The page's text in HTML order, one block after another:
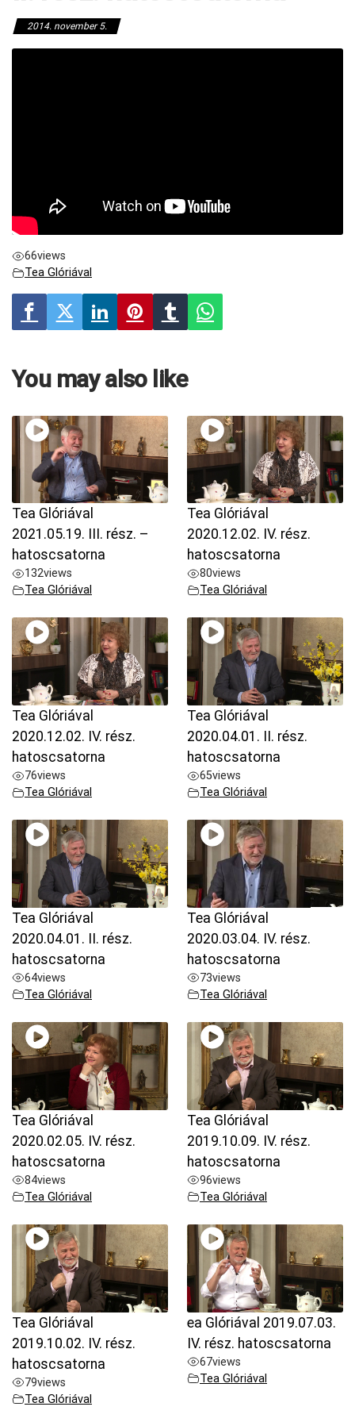
2014. november 5.
66views
Tea Glóriával
You may also like
Tea Glóriával
2021.05.19. III. rész. –
hatoscsatorna
132views
Tea Glóriával
Tea Glóriával
2020.12.02. IV. rész.
hatoscsatorna
80views
Tea Glóriával
Tea Glóriával
2020.12.02. IV. rész.
hatoscsatorna
76views
Tea Glóriával
Tea Glóriával
2020.04.01. II. rész.
hatoscsatorna
65views
Tea Glóriával
Tea Glóriával
2020.04.01. II. rész.
hatoscsatorna
64views
Tea Glóriával
Tea Glóriával
2020.03.04. IV. rész.
hatoscsatorna
73views
Tea Glóriával
Tea Glóriával
2020.02.05. IV. rész.
hatoscsatorna
84views
Tea Glóriával
Tea Glóriával
2019.10.09. IV. rész.
hatoscsatorna
96views
Tea Glóriával
Tea Glóriával
2019.10.02. IV. rész.
hatoscsatorna
79views
Tea Glóriával
ea Glóriával 2019.07.03.
IV. rész. hatoscsatorna
67views
Tea Glóriával